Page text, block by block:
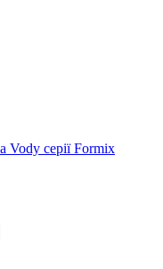
Vody серії Formix